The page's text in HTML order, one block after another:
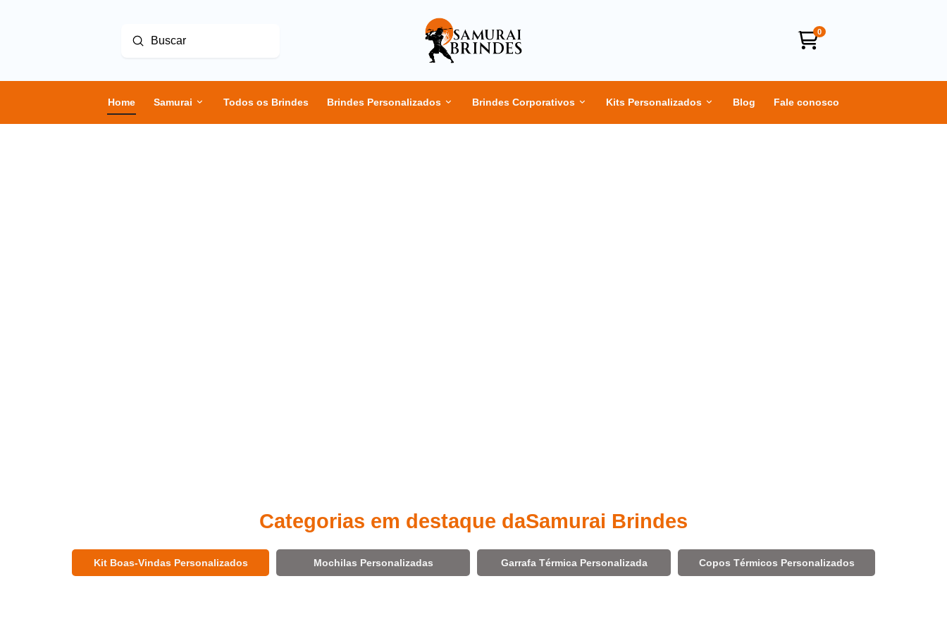
Buscar
Enviar
0
Home Samurai Todos os Brindes Brindes Personalizados Brindes Corporativos Kits Personalizados Blog Fale conosco
Categorias em destaque daSamurai Brindes
Kit Boas-Vindas Personalizados Mochilas Personalizadas Garrafa Térmica Personalizada Copos Térmicos Personalizados